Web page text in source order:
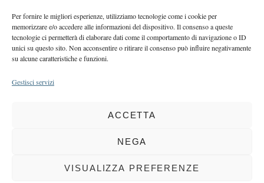
Per fornire le migliori esperienze, utilizziamo tecnologie come i cookie per
memorizzare e/o accedere alle informazioni del dispositivo. Il consenso a queste
tecnologie ci permetterà di elaborare dati come il comportamento di navigazione o ID
unici su questo sito. Non acconsentire o ritirare il consenso può influire negativamente
su alcune caratteristiche e funzioni.
Gestisci servizi
ACCETTA
NEGA
VISUALIZZA PREFERENZE
EDITORIALE DIRETTORE
Crescere restando riconoscibili
EDITORIALE PRESIDENTE
Costruire futuro insieme
COPYRIGHT 2025 LA VOCE |PRIVACY
BCC DI BUSTO GAROLFO E BUGUGGIATE